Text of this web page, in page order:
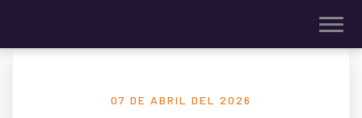
07 DE ABRIL DEL 2026